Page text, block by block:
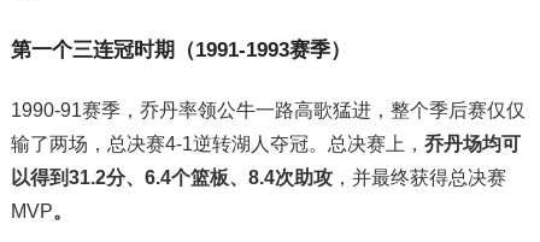
第一个三连冠时期（1991-1993赛季）
1990-91赛季，乔丹率领公牛一路高歌猛进，整个季后赛仅仅
输了两场，总决赛4-1逆转湖人夺冠。总决赛上， 乔丹场均可
以得到31.2分、6.4个篮板、8.4次助攻，并最终获得总决赛
MVP。